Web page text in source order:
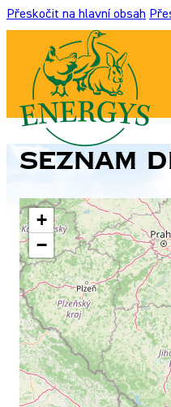
Přeskočit na hlavní obsah
+
−